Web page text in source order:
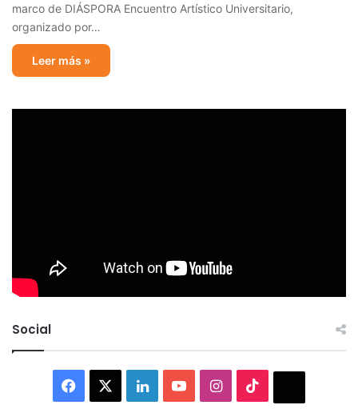
marco de DIÁSPORA Encuentro Artístico Universitario,
organizado por…
Leer más »
Social
Facebook LinkedInYouTubeInstagram